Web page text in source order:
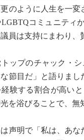
のように人生を一
コミュニティ
員は支持にまわり、
ップのチャック・シ
節目だ」と語りま
験する割合が高い
を浴びることで、無
声明で「私は、あな